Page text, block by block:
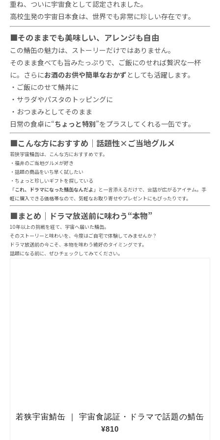
重ね、ついに宇宙食として認定されました。
高校生発の宇宙日本食は、世界でも非常に珍しい存在です。
■そのままでも美味しい、アレンジも自由
この鯖缶の魅力は、ストーリーだけではありません。
そのまま食べても旨みたっぷりで、ご飯にのせれば贅沢な一杯
に。さらにお酒のお供や簡単なおかず としても活躍します。
・ご飯にのせて鯖丼に
・サラダやパスタのトッピングに
・おつまみとしてそのまま
日常の食卓に“ちょっと特別”をプラスしてくれる一缶です。
■こんな方におすすめ｜話題性×ご当地グルメ
若狭宇宙鯖缶は、こんな方におすすめです。
・福井のご当地グルメが好き
・話題の商品をいち早く試したい
・ちょっと珍しいギフトを探している
「これ、ドラマになった鯖缶なんだよ 」と一言添えるだけで、会話が広がるアイテム。手
軽に購入できる価格帯なので、気軽なお取り寄せやプレゼントにもぴったりです。
■まとめ｜ドラマ放送前に味わう“本物”
10年以上の挑戦を経て、宇宙へ届いた鯖缶。
そのストーリーと味わいを、今度はご自宅で体験してみませんか？
ドラマ放送前の今こそ、本物を味わう絶好のタイミングです。
話題になる前に、ぜひチェックしてみてください。